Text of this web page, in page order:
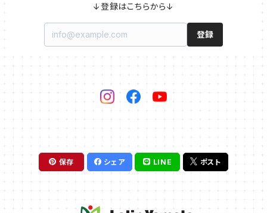
↓登録はこちらから↓
登録
保存 シェア LINE ポスト